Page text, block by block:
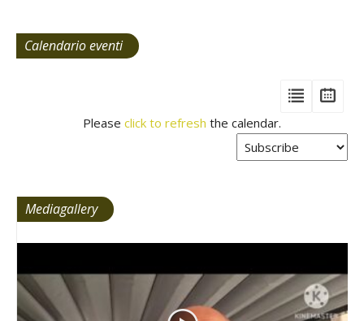
Calendario eventi
View
Please click to refresh the calendar.
Mediagallery